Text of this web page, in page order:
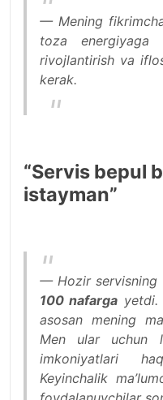
— Mening
toza energiyaga
rivojlantirish va
kerak.
“Servis bepul
istayman”
— Hozir servisning
100 nafarga yetdi.
asosan mening
Men ular uchun
imkoniyatlari
Keyinchalik